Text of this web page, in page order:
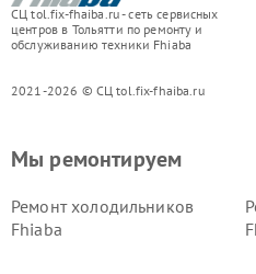
СЦ tol.fix-fhaiba.ru - сеть сервисных
центров в Тольятти по ремонту и
обслуживанию техники Fhiaba
2021-2026 © СЦ tol.fix-fhaiba.ru
Мы ремонтируем
Ремонт холодильников
Fhiaba